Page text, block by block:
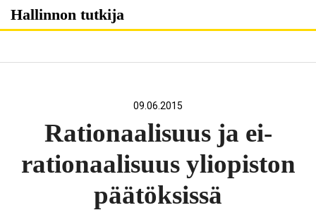
Skip
Hallinnon tutkija
09.06.2015
Rationaalisuus ja ei-
rationaalisuus yliopiston
päätöksissä